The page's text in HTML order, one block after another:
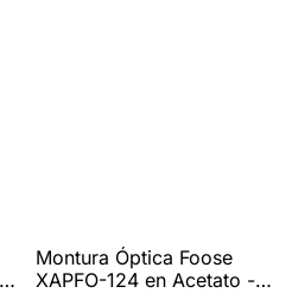
%
Montura Óptica Foose
XAPFO-124 en Acetato -